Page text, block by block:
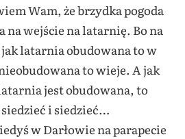
Wam, że brzydka pogoda
na wejście na latarnię. Bo na
latarnia obudowana to w
to wieje. A jak
jest obudowana, to
i siedzieć…
w Darłowie na parapecie